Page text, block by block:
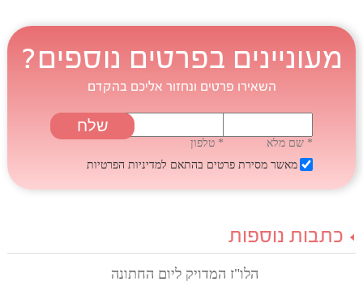
מעוניינים בפרטים נוספים?
השאירו פרטים ונחזור אליכם בהקדם
* שם מלא
* טלפון
מאשר מסירת פרטים בהתאם למדיניות הפרטיות
כתבות נוספות
הלו"ז המדויק ליום החתונה